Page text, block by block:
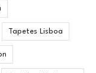
Tapetes Lisboa